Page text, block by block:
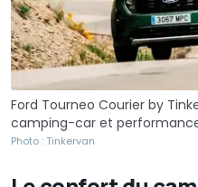
Ford Tourneo Courier by
camping-car et
Photo : Tinkervan